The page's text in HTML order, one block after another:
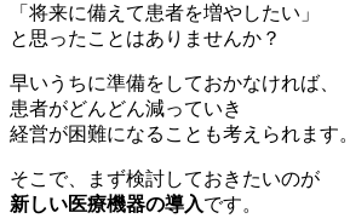
「将来に備えて患者を増やしたい」
と思ったことはありませんか？
早いうちに準備をしておかなければ、
患者がどんどん減っていき
経営が困難になることも考えられます。
そこで、まず検討しておきたいのが
新しい医療機器の導入です。